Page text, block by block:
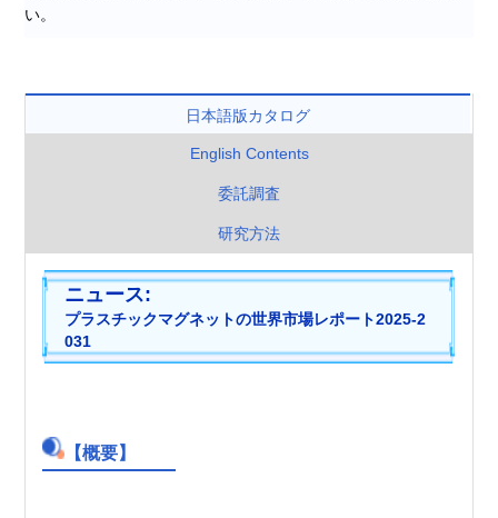
い。
日本語版カタログ
English Contents
委託調査
研究方法
ニュース:
プラ スチックマグネッ トの世界市場レポー ト2025-2
031
【概要】